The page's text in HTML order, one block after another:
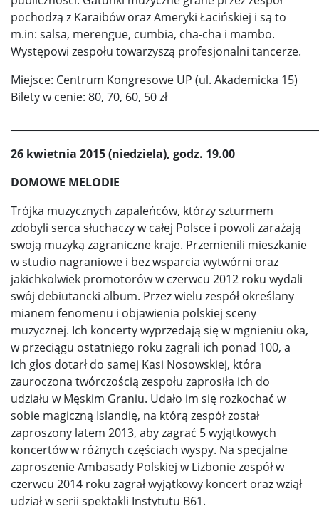
pochodzą z Karaibów oraz Ameryki Łacińskiej i są to
m.in: salsa, merengue, cumbia, cha-cha i mambo.
Występowi zespołu towarzyszą profesjonalni tancerze.
Miejsce: Centrum Kongresowe UP (ul. Akademicka 15)
Bilety w cenie: 80, 70, 60, 50 zł
26 kwietnia 2015 (niedziela), godz. 19.00
DOMOWE MELODIE
Trójka muzycznych zapaleńców, którzy szturmem
zdobyli serca słuchaczy w całej Polsce i powoli zarażają
swoją muzyką zagraniczne kraje. Przemienili mieszkanie
w studio nagraniowe i bez wsparcia wytwórni oraz
jakichkolwiek promotorów w czerwcu 2012 roku wydali
swój debiutancki album. Przez wielu zespół określany
mianem fenomenu i objawienia polskiej sceny
muzycznej. Ich koncerty wyprzedają się w mgnieniu oka,
w przeciągu ostatniego roku zagrali ich ponad 100, a
ich głos dotarł do samej Kasi Nosowskiej, która
zauroczona twórczością zespołu zaprosiła ich do
udziału w Męskim Graniu. Udało im się rozkochać w
sobie magiczną Islandię, na którą zespół został
zaproszony latem 2013, aby zagrać 5 wyjątkowych
koncertów w różnych częściach wyspy. Na specjalne
zaproszenie Ambasady Polskiej w Lizbonie zespół w
czerwcu 2014 roku zagrał wyjątkowy koncert oraz wziął
udział w serii spektakli Instytutu B61.